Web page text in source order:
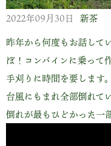
2022年09月30日 新茶
昨年から何度もお話して
ぼ！コンバインに乗って
手刈りに時間を要します
台風にもまれ全部倒れて
倒れが最もひどかった一